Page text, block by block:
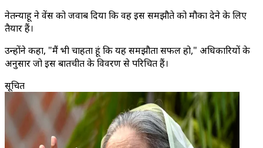
नेतन्याहू ने वेंस को जवाब दिया कि वह इस समझौते को मौका देने के लिए
तैयार हैं।
उन्होंने कहा, "मैं भी चाहता हूं कि यह समझौता सफल हो," अधिकारियों के
अनुसार जो इस बातचीत के विवरण से परिचित हैं।
सूचित